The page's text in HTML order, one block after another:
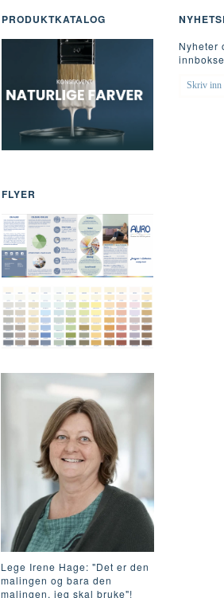
PRODUKTKATALOG
FLYER
Lege Irene Hage: "Det er den
malingen og bara den
malingen, jeg skal bruke"!
Nyheter
SKRIV